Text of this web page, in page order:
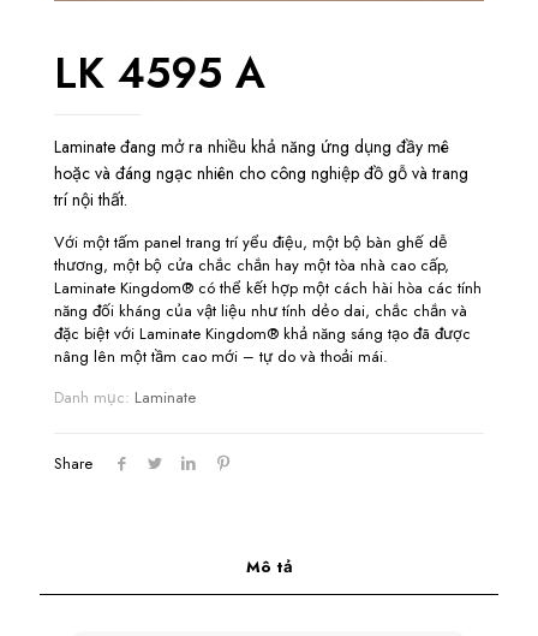
LK 4595 A
Laminate đang mở ra nhiều khả năng ứng dụng đầy mê
hoặc và đáng ngạc nhiên cho công nghiệp đồ gỗ và trang
trí nội thất.
Với một tấm panel trang trí yểu điệu, một bộ bàn ghế dễ
thương, một bộ cửa chắc chắn hay một tòa nhà cao cấp,
Laminate Kingdom® có thể kết hợp một cách hài hòa các tính
năng đối kháng của vật liệu như tính dẻo dai, chắc chắn và
đặc biệt với Laminate Kingdom® khả năng sáng tạo đã được
nâng lên một tầm cao mới – tự do và thoải mái.
Danh mục: Laminate
Share
Mô tả